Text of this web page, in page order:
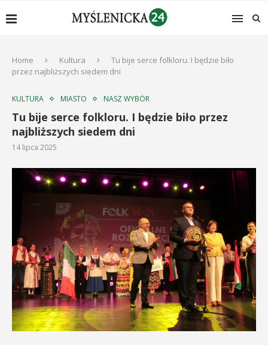
Home Kultura
Tu bije serce folkloru. I będzie biło
przez najbliższych siedem dni
KULTURA MIASTO NASZ WYBÓR
Tu bije serce folkloru. I będzie biło przez
najbliższych siedem dni
14 lipca 2025